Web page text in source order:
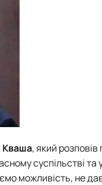
Кваша, який
суспільстві та
можливість, не